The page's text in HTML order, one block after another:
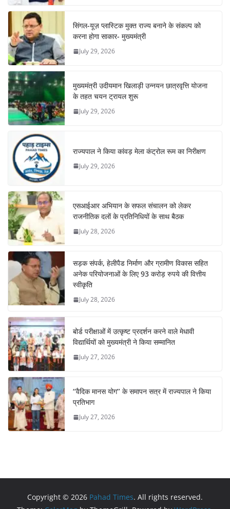
सिंगल-यूज़ प्लास्टिक मुक्त राज्य बनाने के संकल्प को
करना होगा साकार- मुख्यमंत्री
July 29, 2026
मुख्यमंत्री उदीयमान खिलाड़ी उन्नयन छात्रवृत्ति योजना
के तहत चयन ट्रायल शुरू
July 29, 2026
राज्यपाल ने किया कांवड़ मेला कंट्रोल रूम का निरीक्षण
July 29, 2026
एसआईआर अभियान के सफल संचालन को लेकर
राजनीतिक दलों के प्रतिनिधियों के साथ बैठक
July 28, 2026
सड़क संपर्क, हेलीपैड निर्माण और ग्रामीण विकास सहित
अनेक परियोजनाओं के लिए 93 करोड़ रुपये की वित्तीय
स्वीकृति
July 28, 2026
बोर्ड परीक्षाओं में उत्कृष्ट प्रदर्शन करने वाले मेधावी
विद्यार्थियों को मुख्यमंत्री ने किया सम्मानित
July 27, 2026
‘‘वैदिक मानस योग’’ के समापन सत्र में राज्यपाल ने किया
प्रतिभाग
July 27, 2026
Copyright © 2026 Pahad Times. All rights reserved.